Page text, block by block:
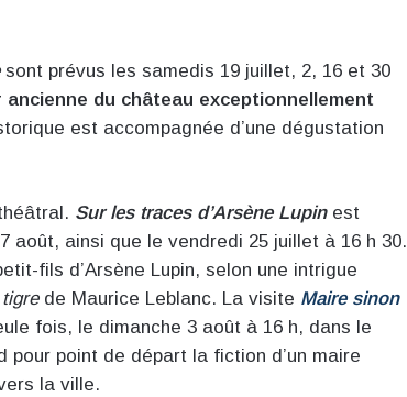
sont prévus les samedis 19 juillet, 2, 16 et 30
du château exceptionnellement
est accompagnée d’une dégustation
Sur les traces d’Arsène Lupinest
août, ainsi que le vendredi 25 juillet à 16 h 30.
fils d’Arsène Lupin, selon une intrigue
de Maurice Leblanc. La visite Maire sinon
fois, le dimanche 3 août à 16 h, dans le
pour point de départ la fiction d’un maire
la ville.